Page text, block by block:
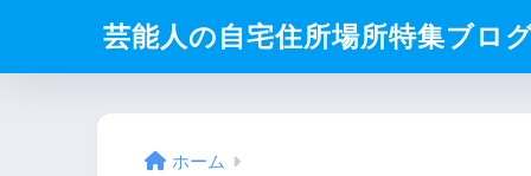
芸能人の自宅住所場所特集ブロ
ホーム